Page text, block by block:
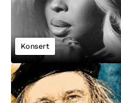
Konsert